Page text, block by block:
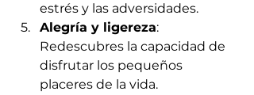
estrés y las adversidades.
Alegría y ligereza:
Redescubres la capacidad de
disfrutar los pequeños
placeres de la vida.